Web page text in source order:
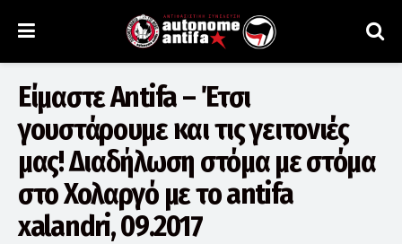
Είμαστε Antifa – Έτσι
γουστάρουμε και τις γειτονιές
μας! Διαδήλωση στόμα με στόμα
στο Χολαργό με το antifa
xalandri, 09.2017